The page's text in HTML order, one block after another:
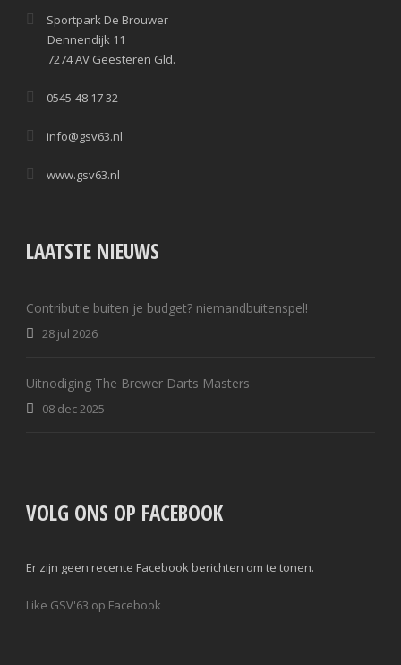
Sportpark De Brouwer
Dennendijk 11
7274 AV Geesteren Gld.
0545-48 17 32
info@gsv63.nl
www.gsv63.nl
LAATSTE NIEUWS
Contributie buiten je budget? niemandbuitenspel!
28 jul 2026
Uitnodiging The Brewer Darts Masters
08 dec 2025
VOLG ONS OP FACEBOOK
Er zijn geen recente Facebook berichten om te tonen.
Like GSV'63 op Facebook